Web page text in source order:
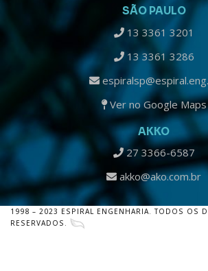
SÃO PAULO
13 3361 3201
13 3361 3286
Ver no Google Maps
AKKO
27 3366-6587
akko@ako.com.br
1998 – 2023 ESPIRAL ENGENHARIA. TODOS OS
RESERVADOS.